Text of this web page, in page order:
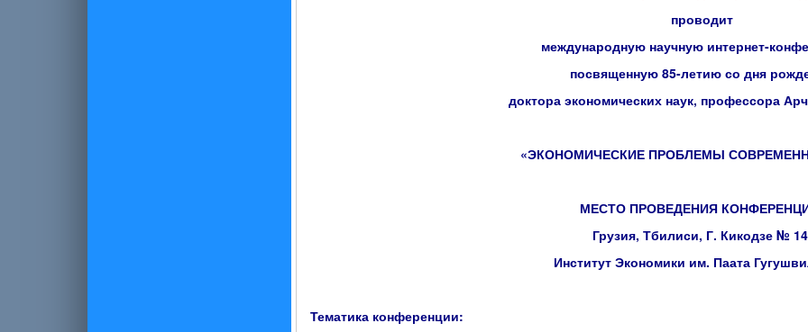
проводит
международную научную интернет-
посвященную 85-летию со дня
доктора экономических наук, профессора
«ЭКОНОМИЧЕСКИЕ ПРОБЛЕМЫ
МЕСТО ПРОВЕДЕНИЯ
Грузия, Тбилиси, Г. Кикодзе №
Институт Экономики им. Паата
Тематика конференции: